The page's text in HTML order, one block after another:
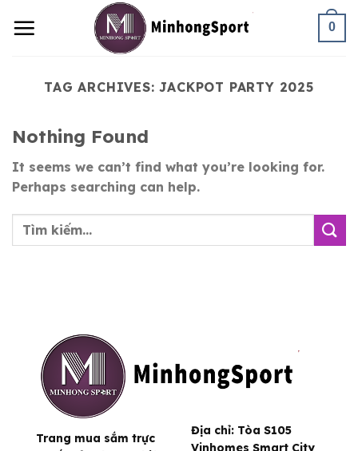
0
TAG ARCHIVES:JACKPOT PARTY 2025
Nothing Found
It seems we can’t find what you’re looking for.
Perhaps searching can help.
Trang mua sắm trực
Địa chỉ: Tòa S105
Vinhomes Smart City